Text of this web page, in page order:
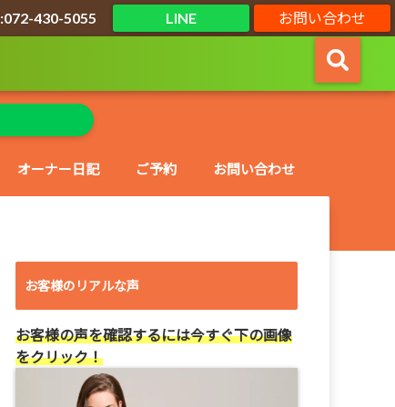
お問い合わせ
LINE
430-5055
オーナー日記 ご予約 お問い合わせ
お客様のリアルな声
お客様の声を確認するには今すぐ下の画像
をクリック！